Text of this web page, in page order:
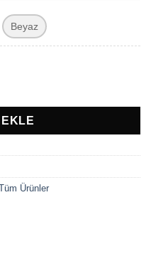
Beyaz
Kalp Atışlı Çerçeveli
Ürünler